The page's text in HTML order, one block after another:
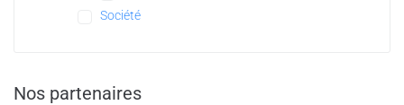
Société
Nos partenaires